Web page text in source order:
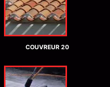
COUVREUR 20